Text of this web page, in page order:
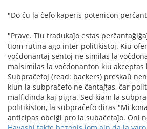
"Do ĉu la ĉefo kaperis potenicon
"Prave. Tiu tradukaĵo estas
tiom rutina ago inter politikistoj. Kiu
voĉdonantaj sentoj ne similas la
malsimilas la voĉdonanton kiu akceptas
Subpraĉefoj (read: backers) preskaŭ
kiun la subpraĉefo ne ĉantaĝas, ĉar
malfidinda kaj pigra. Sed kiam la
politikiston, la subpraĉefo diras "Mi
anticipas obeiĝi pro la subaĉetaĵo. Oni